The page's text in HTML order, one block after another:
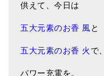
供えて、今日は
五大元素のお香 風と
五大元素のお香 火 で、
パワー充電を。